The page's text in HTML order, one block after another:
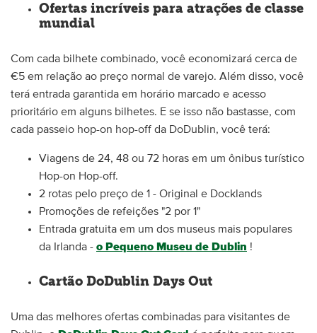
Ofertas incríveis para atrações de classe
mundial
Com cada bilhete combinado, você economizará cerca de
€5 em relação ao preço normal de varejo. Além disso, você
terá entrada garantida em horário marcado e acesso
prioritário em alguns bilhetes. E se isso não bastasse, com
cada passeio hop-on hop-off da DoDublin, você terá:
Viagens de 24, 48 ou 72 horas em um ônibus turístico
Hop-on Hop-off.
2 rotas pelo preço de 1 - Original e Docklands
Promoções de refeições "2 por 1"
Entrada gratuita em um dos museus mais populares
da Irlanda - o Pequeno Museu de Dublin !
Cartão DoDublin Days Out
Uma das melhores ofertas combinadas para visitantes de